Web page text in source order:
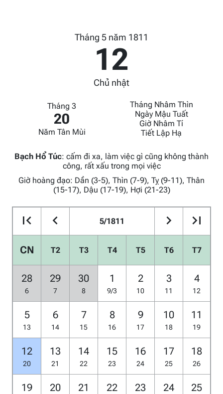
Tháng 5 năm 1811
12
Chủ nhật
Tháng 3
20
Năm Tân Mùi
Tháng Nhâm Thìn
Ngày Mậu Tuất
Giờ Nhâm Tí
Tiết Lập Hạ
Bạch Hổ Túc: cấm đi xa, làm việc gì cũng không thành
công, rất xấu trong mọi việc
Giờ hoàng đạo: Dần (3-5), Thìn (7-9), Tỵ (9-11), Thân
(15-17), Dậu (17-19), Hợi (21-23)
5/1811
CN T2 T3 T4 T5 T6 T7
28
6
29
7
30
8
1
9/3
2
10
3
11
4
12
5
13
6
14
7
15
8
16
9
17
10
18
11
19
12
20
13
21
14
22
15
23
16
24
17
25
18
26
19 20 21 22 23 24 25